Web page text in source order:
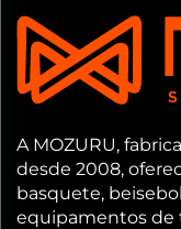
A MOZURU,
desde 2008,
basquete,
equipamentos de